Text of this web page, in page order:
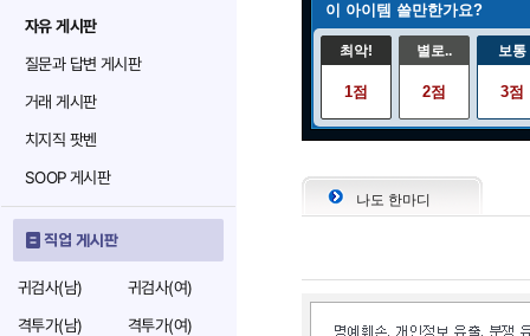
자유 게시판
질문과 답변 게시판
거래 게시판
치지직 팟벤
SOOP 게시판
직업 게시판
귀검사(남)
귀검사(여)
격투가(남)
격투가(여)
이 아이템 쓸만한가요?
최악!
1점
별로..
2점
보통
3점
나도 한마디